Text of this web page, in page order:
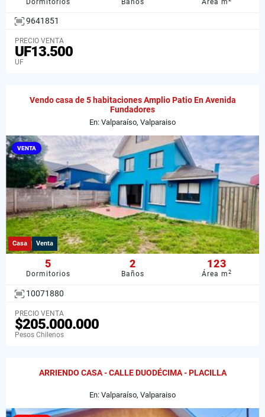
9641851
PRECIO VENTA
UF13.500
UF
Vendo casa de 5 habitaciones Amplio Patio En Avenida
Fundadores
En: Valparaíso, Valparaiso
VENTA
Casa Venta
5
Dormitorios
2
Baños
123
Área m2
10071880
PRECIO VENTA
$205.000.000
Pesos Chilenos
ARRIENDO CASA - CALLE DUODÉCIMA - PLACILLA
En: Valparaíso, Valparaiso